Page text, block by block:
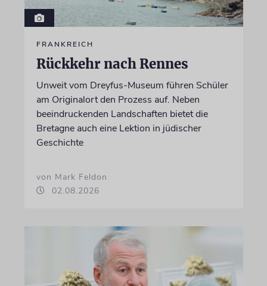
FRANKREICH
Rückkehr nach Rennes
Unweit vom Dreyfus-Museum führen Schüler
am Originalort den Prozess auf. Neben
beeindruckenden Landschaften bietet die
Bretagne auch eine Lektion in jüdischer
Geschichte
von Mark Feldon
02.08.2026